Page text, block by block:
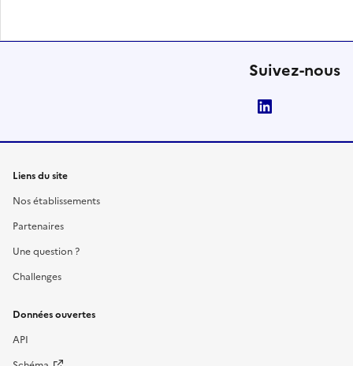
Suivez-nous
Liens du site
Nos établissements
Partenaires
Une question ?
Challenges
Données ouvertes
API